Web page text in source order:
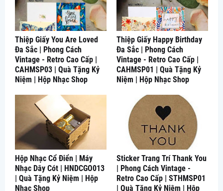
Thiệp Giấy You Are Loved
Đa Sắc | Phong Cách
Vintage - Retro Cao Cấp |
CAHMSP03 | Quà Tặng Kỷ
Niệm | Hộp Nhạc Shop
Thiệp Giấy Happy Birthday
Đa Sắc | Phong Cách
Vintage - Retro Cao Cấp |
CAHMSP01 | Quà Tặng Kỷ
Niệm | Hộp Nhạc Shop
Hộp Nhạc Cổ Điển | Máy
Nhạc Dây Cót | HNDCGO013
| Quà Tặng Kỷ Niệm | Hộp
Nhạc Shop
Sticker Trang Trí Thank You
| Phong Cách Vintage -
Retro Cao Cấp | STHMSP01
| Quà Tặng Kỷ Niệm | Hộp